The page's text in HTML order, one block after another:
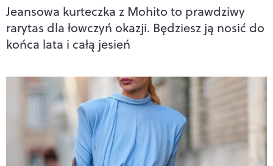
Jeansowa kurteczka z Mohito to prawdziwy
rarytas dla łowczyń okazji. Będziesz ją nosić do
końca lata i całą jesień